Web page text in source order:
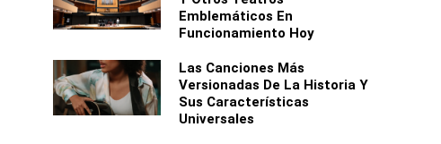
Emblemáticos En
Funcionamiento Hoy
Las Canciones Más
Versionadas De La Historia Y
Sus Características
Universales